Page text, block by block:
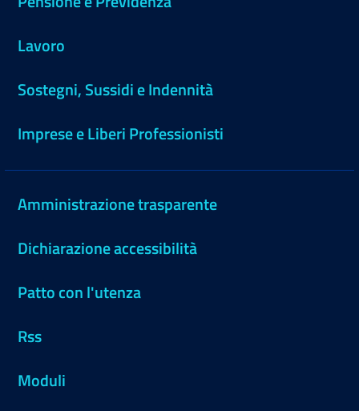
Lavoro
Sostegni, Sussidi e Indennità
Imprese e Liberi Professionisti
Amministrazione trasparente
Dichiarazione accessibilità
Patto con l'utenza
Rss
Moduli